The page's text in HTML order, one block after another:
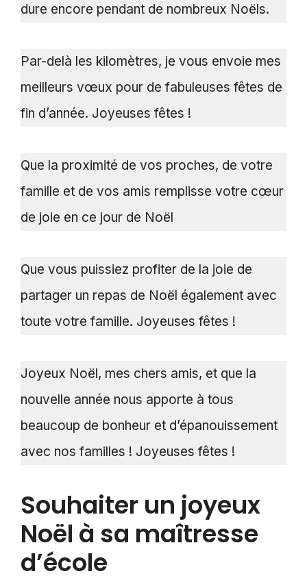
dure encore pendant de nombreux Noëls.
Par-delà les kilomètres, je vous envoie mes
meilleurs vœux pour de fabuleuses fêtes de
fin d’année. Joyeuses fêtes !
Que la proximité de vos proches, de votre
famille et de vos amis remplisse votre cœur
de joie en ce jour de Noël
Que vous puissiez profiter de la joie de
partager un repas de Noël également avec
toute votre famille. Joyeuses fêtes !
Joyeux Noël, mes chers amis, et que la
nouvelle année nous apporte à tous
beaucoup de bonheur et d’épanouissement
avec nos familles ! Joyeuses fêtes !
Souhaiter un joyeux
Noël à sa maîtresse
d’école